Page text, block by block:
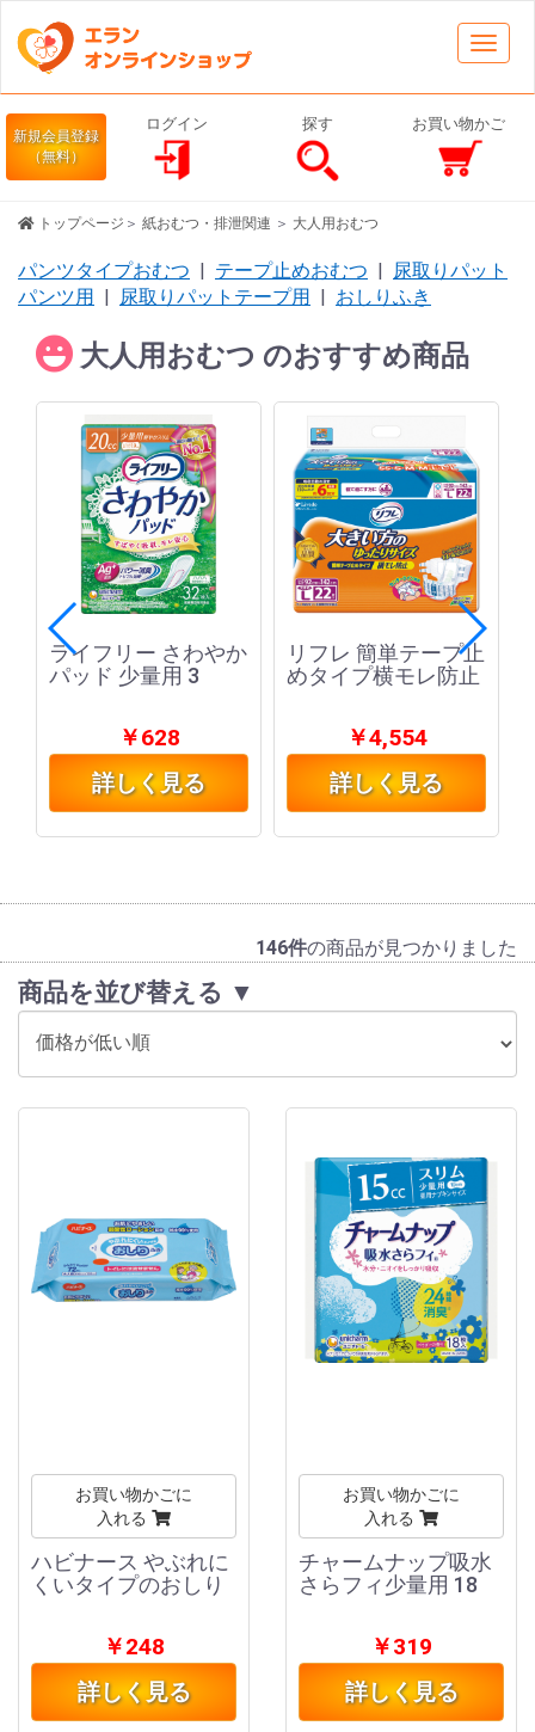
新規会員登録
（無料）
ログイン 探す お買い物かご
トップページ ＞ 紙おむつ・排泄関連 ＞ 大人用おむつ
パンツタイプおむつ | テープ止めおむつ | 尿取りパット
パンツ用 | 尿取りパットテープ用 | おしりふき
大人用おむつ のおすすめ商品
リフレ 簡単テープ止
めタイプ横モレ防止
￥4,554
詳しく見る
ライフリー さわやか
パッド 少量用 3
￥628
詳しく見る
146件の商品が見つかりました
商品を並び替える ▼
お買い物かごに
入れる
ハビナース やぶれに
くいタイプのおしり
￥248
詳しく見る
お買い物かごに
入れる
チャームナップ吸水
さらフィ少量用 18
￥319
詳しく見る